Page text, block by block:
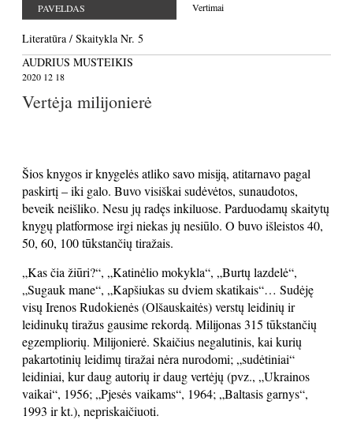
PAVELDAS
Vertimai
Literatūra / Skaitykla Nr. 5
AUDRIUS MUSTEIKIS
2020 12 18
Vertėja milijonierė
Šios knygos ir knygelės atliko savo misiją, atitarnavo pagal
paskirtį – iki galo. Buvo visiškai sudėvėtos, sunaudotos,
beveik neišliko. Nesu jų radęs inkiluose. Parduodamų skaitytų
knygų platformose irgi niekas jų nesiūlo. O buvo išleistos 40,
50, 60, 100 tūkstančių tiražais.
„Kas čia žiūri?“, „Katinėlio mokykla“, „Burtų lazdelė“,
„Sugauk mane“, „Kapšiukas su dviem skatikais“… Sudėję
visų Irenos Rudokienės (Olšauskaitės) verstų leidinių ir
leidinukų tiražus gausime rekordą. Milijonas 315 tūkstančių
egzempliorių. Milijonierė. Skaičius negalutinis, kai kurių
pakartotinių leidimų tiražai nėra nurodomi; „sudėtiniai“
leidiniai, kur daug autorių ir daug vertėjų (pvz., „Ukrainos
vaikai“, 1956; „Pjesės vaikams“, 1964; „Baltasis garnys“,
1993 ir kt.), nepriskaičiuoti.